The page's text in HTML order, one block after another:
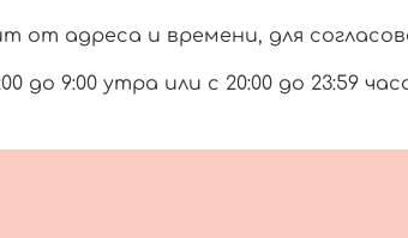
от адреса и времени, для
до 9:00 утра или с 20:00 до 23:59